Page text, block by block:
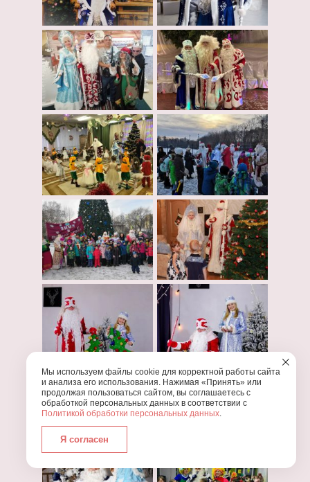
Мы используем файлы cookie для корректной работы сайта
и анализа его использования. Нажимая «Принять» или
продолжая пользоваться сайтом, вы соглашаетесь с
обработкой персональных данных в соответствии с
Политикой обработки персональных данных.
Я согласен